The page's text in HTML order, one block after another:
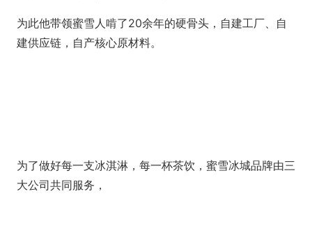
为此他带领蜜雪人啃了20余年的硬骨头，自建工厂、自
建供应链，自产核心原材料。
为了做好每一支冰淇淋，每一杯茶饮，蜜雪冰城品牌由三
大公司共同服务，